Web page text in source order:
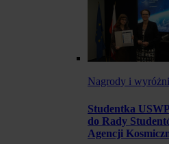
Nagrody i
Studentka
do Rady
Agencji